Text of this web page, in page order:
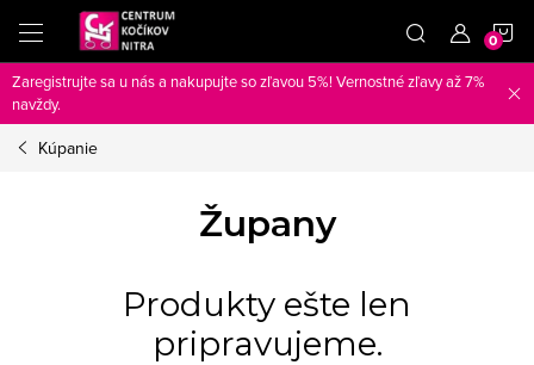
obsah
Zaregistrujte sa u nás a nakupujte so zľavou 5%! Vernostné zľavy až 7%
navždy.
Kúpanie
Župany
Produkty ešte len
pripravujeme.